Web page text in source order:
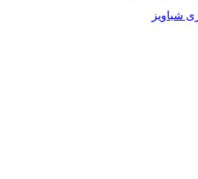
شباویز